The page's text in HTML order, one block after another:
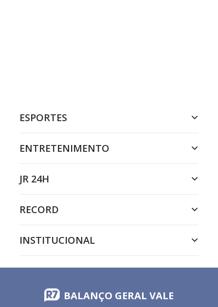
ESPORTES
ENTRETENIMENTO
JR 24H
RECORD
INSTITUCIONAL
BALANÇO GERAL VALE